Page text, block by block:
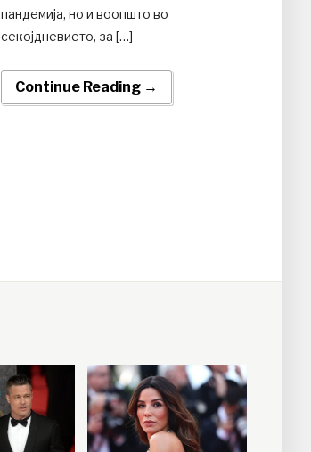
пандемија, но и воопшто во
секојдневието, за […]
Continue Reading →